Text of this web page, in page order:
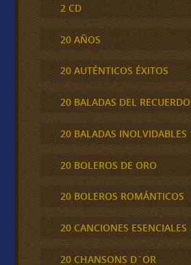
2 CD
20 AÑOS
20 AUTÉNTICOS ÉXITOS
20 BALADAS DEL RECUERDO
20 BALADAS INOLVIDABLES
20 BOLEROS DE ORO
20 BOLEROS ROMÁNTICOS
20 CANCIONES ESENCIALES
20 CHANSONS D´OR